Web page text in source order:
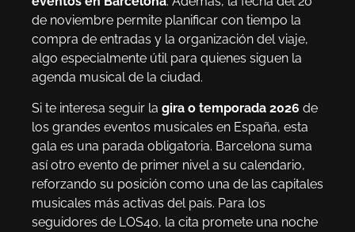
de noviembre permite planificar con tiempo la
compra de entradas y la organización del viaje,
algo especialmente útil para quienes siguen la
agenda musical de la ciudad.
Si te interesa seguir la gira o temporada 2026 de
los grandes eventos musicales en España, esta
gala es una parada obligatoria. Barcelona suma
así otro evento de primer nivel a su calendario,
reforzando su posición como una de las capitales
musicales más activas del país. Para los
seguidores de LOS40, la cita promete una noche